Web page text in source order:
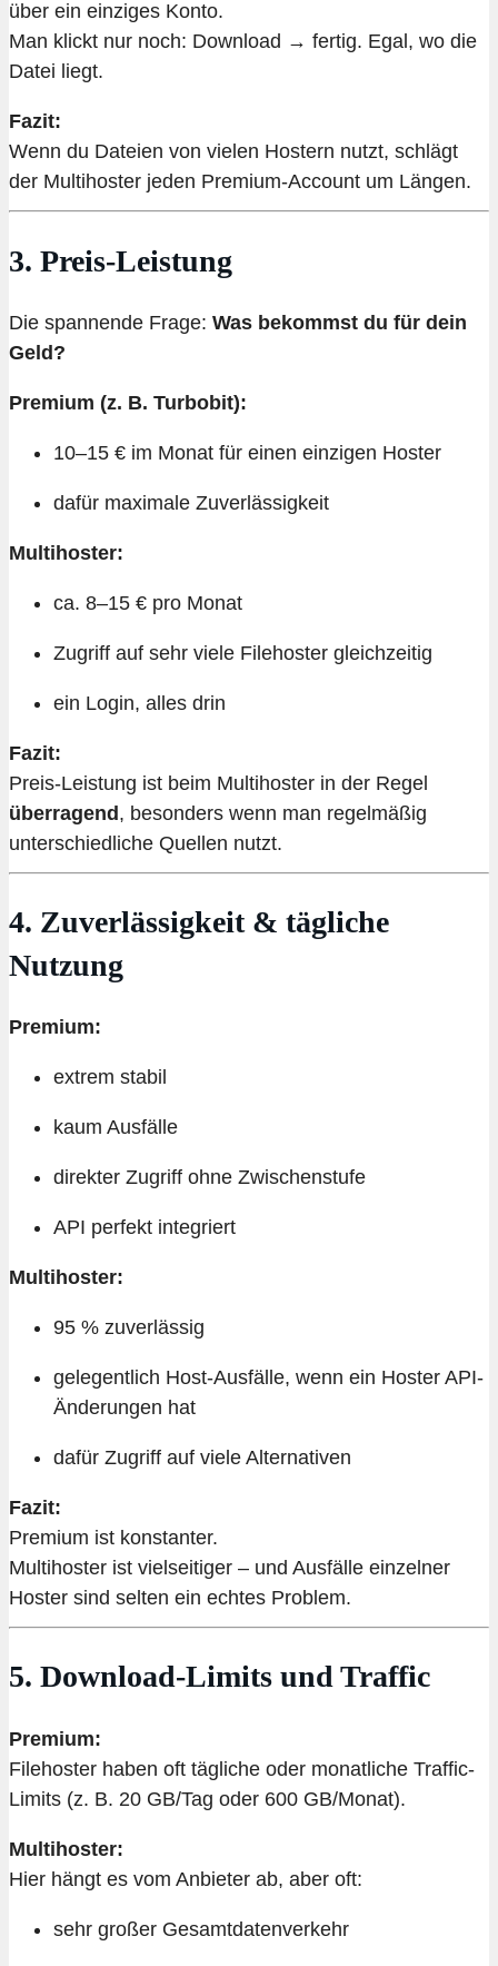
über ein einziges Konto.
Man klickt nur noch: Download → fertig. Egal, wo die
Datei liegt.
Fazit:
Wenn du Dateien von vielen Hostern nutzt, schlägt
der Multihoster jeden Premium-Account um Längen.
3. Preis-Leistung
Die spannende Frage: Was bekommst du für dein
Geld?
Premium (z. B. Turbobit):
10–15 € im Monat für einen einzigen Hoster
dafür maximale Zuverlässigkeit
Multihoster:
ca. 8–15 € pro Monat
Zugriff auf sehr viele Filehoster gleichzeitig
ein Login, alles drin
Fazit:
Preis-Leistung ist beim Multihoster in der Regel
überragend, besonders wenn man regelmäßig
unterschiedliche Quellen nutzt.
4. Zuverlässigkeit & tägliche
Nutzung
Premium:
extrem stabil
kaum Ausfälle
direkter Zugriff ohne Zwischenstufe
API perfekt integriert
Multihoster:
95 % zuverlässig
gelegentlich Host-Ausfälle, wenn ein Hoster API-
Änderungen hat
dafür Zugriff auf viele Alternativen
Fazit:
Premium ist konstanter.
Multihoster ist vielseitiger – und Ausfälle einzelner
Hoster sind selten ein echtes Problem.
5. Download-Limits und Traffic
Premium:
Filehoster haben oft tägliche oder monatliche Traffic-
Limits (z. B. 20 GB/Tag oder 600 GB/Monat).
Multihoster:
Hier hängt es vom Anbieter ab, aber oft:
sehr großer Gesamtdatenverkehr